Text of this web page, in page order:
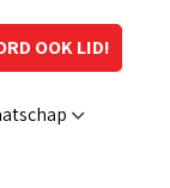
OOK LID!